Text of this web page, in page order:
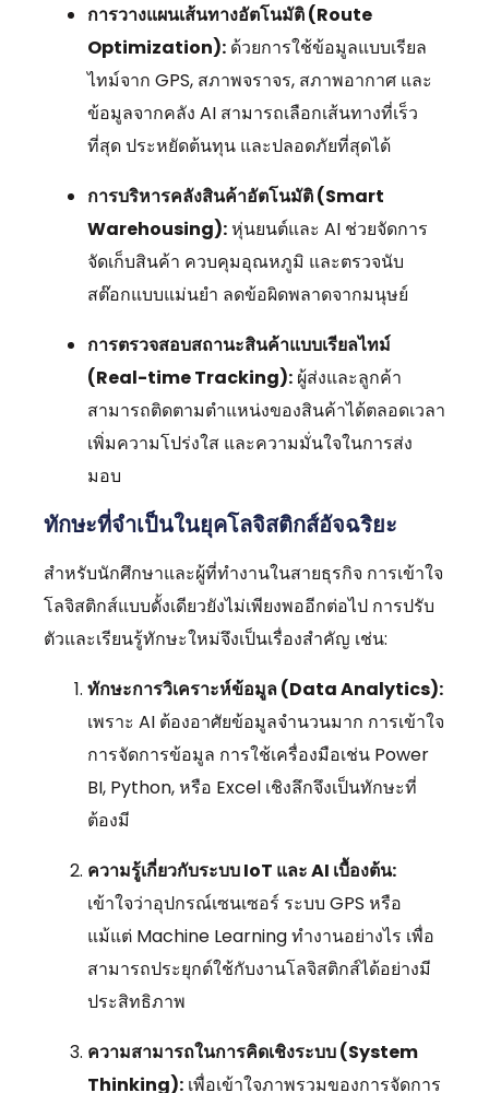
การวางแผนเส้นทางอัตโนมัติ (Route
Optimization): ด้วยการใช้ข้อมูลแบบเรียล
ไทม์จาก GPS, สภาพจราจร, สภาพอากาศ และ
ข้อมูลจากคลัง AI สามารถเลือกเส้นทางที่เร็ว
ที่สุด ประหยัดต้นทุน และปลอดภัยที่สุดได้
การบริหารคลังสินค้าอัตโนมัติ (Smart
Warehousing):หุ่นยนต์และ AI ช่วยจัดการ
จัดเก็บสินค้า ควบคุมอุณหภูมิ และตรวจนับ
สต๊อกแบบแม่นยำ ลดข้อผิดพลาดจากมนุษย์
การตรวจสอบสถานะสินค้าแบบเรียลไทม์
(Real-time Tracking): ผู้ส่งและลูกค้า
สามารถติดตามตำแหน่งของสินค้าได้ตลอดเวลา
เพิ่มความโปร่งใส และความมั่นใจในการส่ง
มอบ
ทักษะที่จำเป็นในยุคโลจิสติกส์อัจฉริยะ
สำหรับนักศึกษาและผู้ที่ทำงานในสายธุรกิจ การเข้าใจ
โลจิสติกส์แบบดั้งเดียวยังไม่เพียงพออีกต่อไป การปรับ
ตัวและเรียนรู้ทักษะใหม่จึงเป็นเรื่องสำคัญ เช่น:
ทักษะการวิเคราะห์ข้อมูล (Data Analytics):
เพราะ AI ต้องอาศัยข้อมูลจำนวนมาก การเข้าใจ
การจัดการข้อมูล การใช้เครื่องมือเช่น Power
BI, Python, หรือ Excel เชิงลึกจึงเป็นทักษะที่
ต้องมี
ความรู้เกี่ยวกับระบบ IoT และ AI เบื้องต้น:
เข้าใจว่าอุปกรณ์เซนเซอร์ ระบบ GPS หรือ
แม้แต่ Machine Learning ทำงานอย่างไร เพื่อ
สามารถประยุกต์ใช้กับงานโลจิสติกส์ได้อย่างมี
ประสิทธิภาพ
ความสามารถในการคิดเชิงระบบ (System
Thinking): เพื่อเข้าใจภาพรวมของการจัดการ